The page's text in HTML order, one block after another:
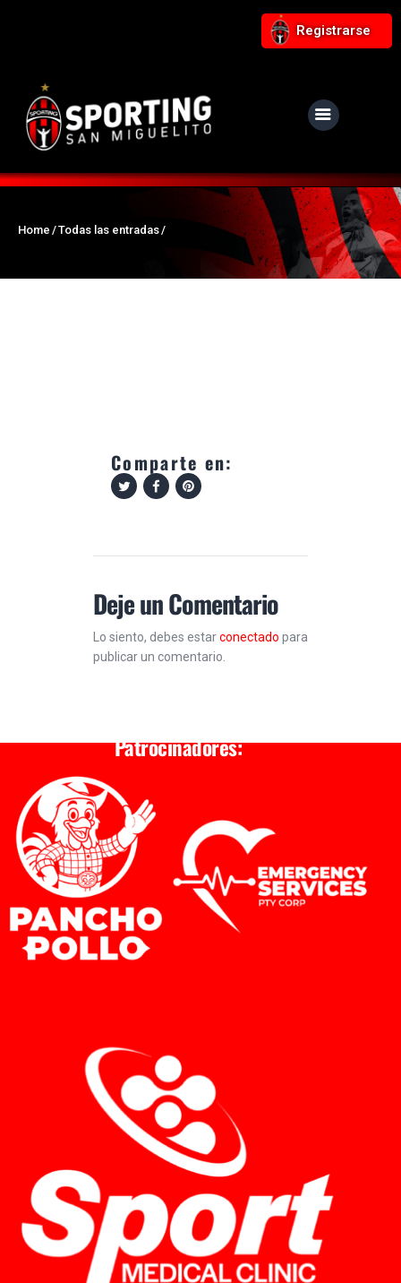
Registrarse
Home Todas las entradas
NUESTRO CLUB
Noticias
Responsabilidad Social
Tiendita Rojinegra
Comparte en:
Deje un Comentario
Lo siento, debes estarconectado para
publicar un comentario.
Patrocinadores: